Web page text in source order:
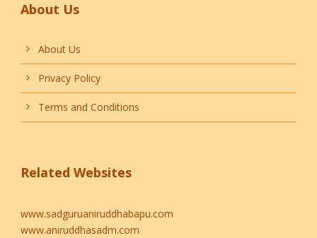
About Us
About Us
Privacy Policy
Terms and Conditions
Related Websites
www.sadguruaniruddhabapu.com
www.aniruddhasadm.com